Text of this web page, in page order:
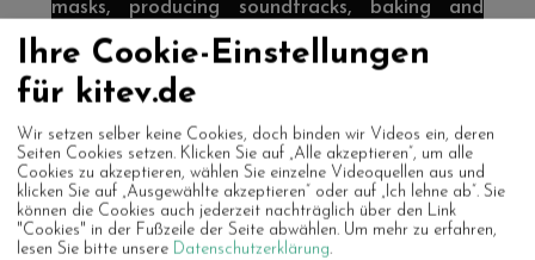
masks, producing soundtracks, baking and
planting, sewing dream dresses and photo
sessions. Certainly some things we don't know
Registrations are not required, but help us a
lot with the planning. You reach us via email
genau@kitev.de.
Ihre Cookie-Einstellungen
für kitev.de
Wir setzen selber keine Cookies, doch binden wir Videos ein, deren
Seiten Cookies setzen. Klicken Sie auf „Alle akzeptieren“, um alle
Cookies zu akzeptieren, wählen Sie einzelne Videoquellen aus und
klicken Sie auf „Ausgewählte akzeptieren“ oder auf „Ich lehne ab“. Sie
können die Cookies auch jederzeit nachträglich über den Link
"Cookies" in der Fußzeile der Seite abwählen. Um mehr zu erfahren,
lesen Sie bitte unsere Datenschutzerklärung.